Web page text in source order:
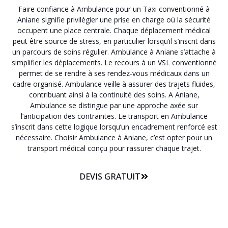
Faire confiance à Ambulance pour un Taxi conventionné à
Aniane signifie privilégier une prise en charge où la sécurité
occupent une place centrale. Chaque déplacement médical
peut être source de stress, en particulier lorsqu’il s’inscrit dans
un parcours de soins régulier. Ambulance à Aniane s’attache à
simplifier les déplacements. Le recours à un VSL conventionné
permet de se rendre à ses rendez-vous médicaux dans un
cadre organisé. Ambulance veille à assurer des trajets fluides,
contribuant ainsi à la continuité des soins. A Aniane,
Ambulance se distingue par une approche axée sur
l’anticipation des contraintes. Le transport en Ambulance
s’inscrit dans cette logique lorsqu’un encadrement renforcé est
nécessaire. Choisir Ambulance à Aniane, c’est opter pour un
transport médical conçu pour rassurer chaque trajet.
DEVIS GRATUIT